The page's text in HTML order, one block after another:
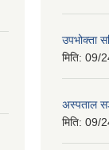
उपभोक्ता
मिति: 09/
अस्पताल
मिति: 09/